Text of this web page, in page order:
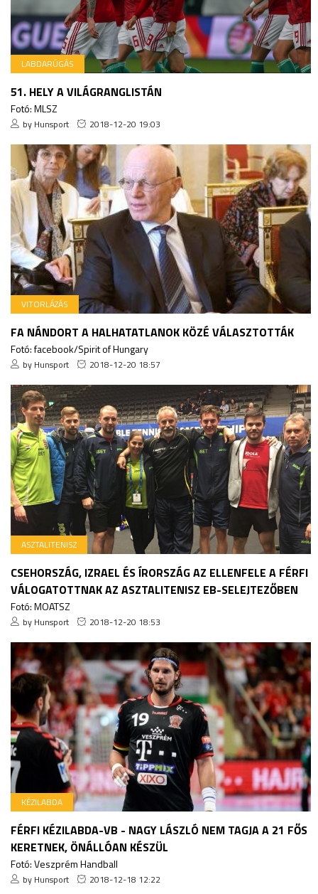
LABDARÚGÁS
51. HELY A VILÁGRANGLISTÁN
Fotó: MLSZ
by Hunsport 2018-12-20 19:03
VITORLÁZÁS
FA NÁNDORT A HALHATATLANOK KÖZÉ VÁLASZTOTTÁK
Fotó: facebook/Spirit of Hungary
by Hunsport 2018-12-20 18:57
ASZTALITENISZ
CSEHORSZÁG, IZRAEL ÉS ÍRORSZÁG AZ ELLENFELE A FÉRFI
VÁLOGATOTTNAK AZ ASZTALITENISZ EB-SELEJTEZŐBEN
Fotó: MOATSZ
by Hunsport 2018-12-20 18:53
KÉZILABDA
FÉRFI KÉZILABDA-VB - NAGY LÁSZLÓ NEM TAGJA A 21 FŐS
KERETNEK, ÖNÁLLÓAN KÉSZÜL
Fotó: Veszprém Handball
by Hunsport 2018-12-18 12:22